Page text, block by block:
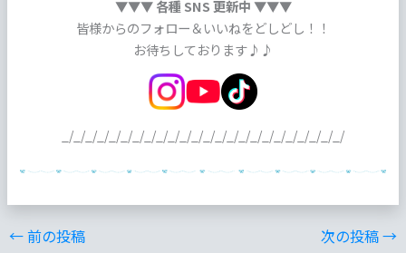
▼▼▼ 各種 SNS 更新中 ▼▼▼
皆様からのフォロー＆いいねをどしどし！！
お待ちしております♪♪
_/_/_/_/_/_/_/_/_/_/_/_/_/_/_/_/_/_/_/_/_/_/_/_/
←前の投稿 次の投稿→